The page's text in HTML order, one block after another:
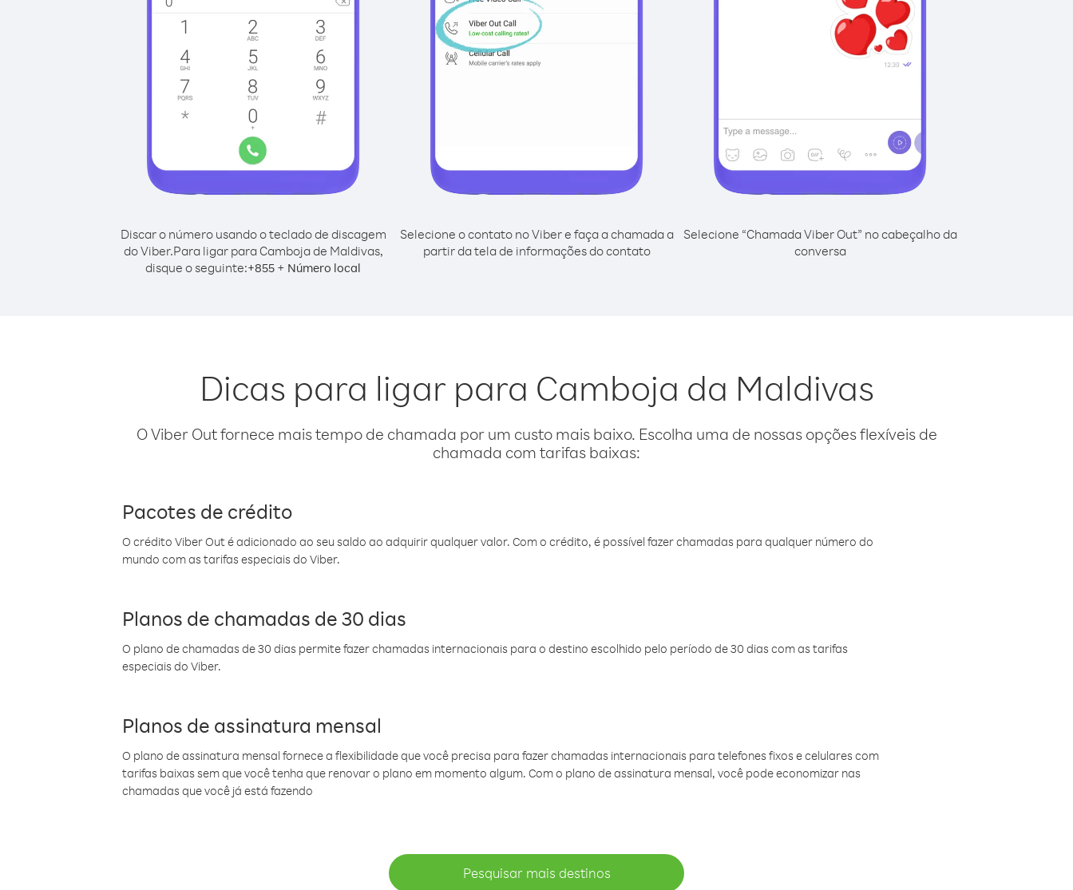
Discar o número usando o teclado de discagem
do Viber.Para ligar para Camboja de Maldivas,
disque o seguinte:+855 + Número local
Selecione o contato no Viber e faça a chamada a
partir da tela de informações do contato
Selecione “Chamada Viber Out” no cabeçalho da
conversa
Dicas para ligar para Camboja da Maldivas
O Viber Out fornece mais tempo de chamada por um custo mais baixo. Escolha uma de nossas opções flexíveis de
chamada com tarifas baixas:
Pacotes de crédito
O crédito Viber Out é adicionado ao seu saldo ao adquirir qualquer valor. Com o crédito, é possível fazer chamadas para qualquer número do
mundo com as tarifas especiais do Viber.
Planos de chamadas de 30 dias
O plano de chamadas de 30 dias permite fazer chamadas internacionais para o destino escolhido pelo período de 30 dias com as tarifas
especiais do Viber.
Planos de assinatura mensal
O plano de assinatura mensal fornece a flexibilidade que você precisa para fazer chamadas internacionais para telefones fixos e celulares com
tarifas baixas sem que você tenha que renovar o plano em momento algum. Com o plano de assinatura mensal, você pode economizar nas
chamadas que você já está fazendo
Pesquisar mais destinos